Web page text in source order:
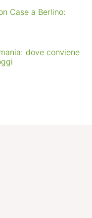
Case a Berlino:
dove conviene